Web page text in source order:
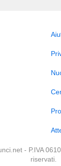
- P.IVA
riservati.